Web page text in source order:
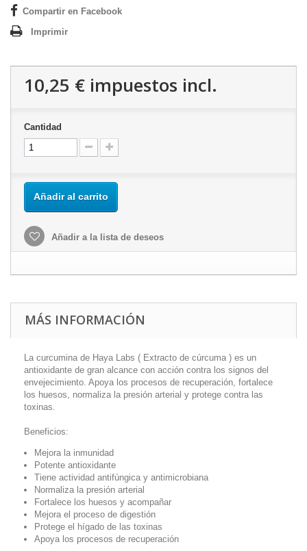
Compartir en Facebook
Imprimir
10,25 € impuestos incl.
Cantidad
Añadir al carrito
Añadir a la lista de deseos
MÁS INFORMACIÓN
La curcumina de Haya Labs ( Extracto de cúrcuma ) es un
antioxidante de gran alcance con acción contra los signos del
envejecimiento. Apoya los procesos de recuperación, fortalece
los huesos, normaliza la presión arterial y protege contra las
toxinas.
Beneficios:
Mejora la inmunidad
Potente antioxidante
Tiene actividad antifúngica y antimicrobiana
Normaliza la presión arterial
Fortalece los huesos y acompañar
Mejora el proceso de digestión
Protege el hígado de las toxinas
Apoya los procesos de recuperación